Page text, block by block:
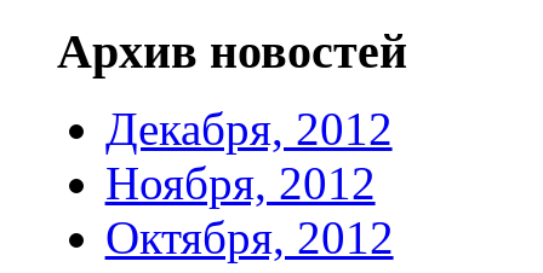
Архив новостей
Декабря, 2012
Ноября, 2012
Октября, 2012